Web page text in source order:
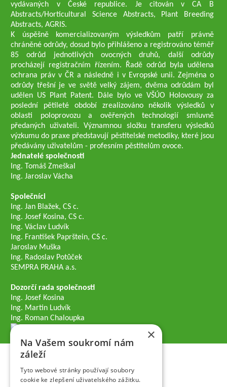
vydávaných v České republice. Je citován v CA B
Abstracts/Horticultural Science Abstracts, Plant Breeding
Abstracts, AGRIS.
K úspěšně komercializovaným výsledkům patří právně
chráněné odrůdy, dosud bylo přihlášeno a registrováno téměř
85 odrůd jednotlivých ovocných druhů, další odrůdy
procházejí registračním řízením. Řadě odrůd byla udělena
ochrana práv v ČR a následně i v Evropské unii. Zejména o
odrůdy třešní je ve světě velký zájem, dvěma odrůdám byl
udělen US Plant Patent. Dále bylo ve VŠÚO Holovousy za
poslední pětileté období zrealizováno několik výsledků v
oblasti poloprovozu a ověřených technologií smluvně
předaných uživateli. Významnou složku transferu výsledků
výzkumu do praxe představují pěstitelské metodiky, které jsou
předávány uživatelům - profesním pěstitelům ovoce.
Jednatelé společnosti
Ing. Tomáš Zmeškal
Ing. Jaroslav Vácha
Společníci
Ing. Jan Blažek, CS c.
Ing. Josef Kosina, CS c.
Ing. Václav Ludvík
Ing. František Paprštein, CS c.
Jaroslav Muška
Ing. Radoslav Potůček
SEMPRA PRAHA a.s.
Dozorčí rada společnosti
Ing. Josef Kosina
Ing. Martin Ludvík
Ing. Roman Chaloupka
×
Na Vašem soukromí nám
záleží
Tyto webové stránky používají soubory
cookie ke zlepšení uživatelského zážitku.